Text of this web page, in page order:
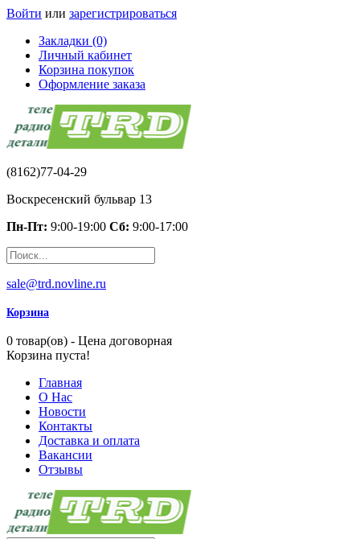
Войти или зарегистрироваться
Закладки (0)
Личный кабинет
Корзина покупок
Оформление заказа
(8162)77-04-29
Воскресенский бульвар 13
Пн-Пт: 9:00-19:00 Сб: 9:00-17:00
sale@trd.novline.ru
Корзина
0 товар(ов) - Цена договорная
Корзина пуста!
Главная
О Нас
Новости
Контакты
Доставка и оплата
Вакансии
Отзывы